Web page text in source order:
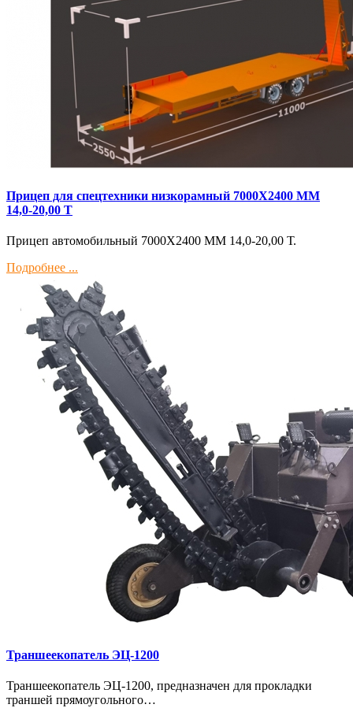
Прицеп для спецтехники низкорамный 7000Х2400 ММ
14,0-20,00 Т
Прицеп автомобильный 7000Х2400 ММ 14,0-20,00 Т.
Подробнее ...
Траншеекопатель ЭЦ-1200
Траншеекопатель ЭЦ-1200, предназначен для прокладки
траншей прямоугольного…